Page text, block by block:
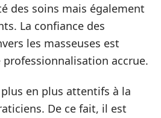
des soins mais également
La confiance des
les masseuses est
accrue.
en plus attentifs à la
De ce fait, il est